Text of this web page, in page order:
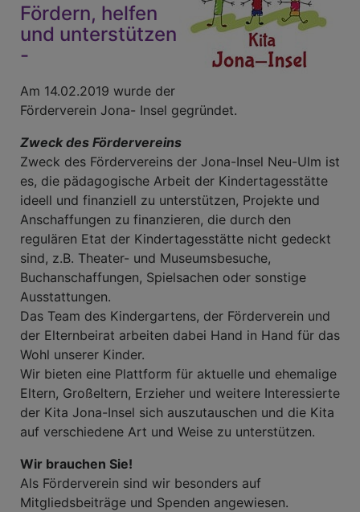
Fördern, helfen
und unterstützen
-
Am 14.02.2019 wurde der
Förderverein Jona- Insel gegründet.
Zweck des Fördervereins
Zweck des Fördervereins der Jona-Insel Neu-Ulm ist
es, die pädagogische Arbeit der Kindertagesstätte
ideell und finanziell zu unterstützen, Projekte und
Anschaffungen zu finanzieren, die durch den
regulären Etat der Kindertagesstätte nicht gedeckt
sind, z.B. Theater- und Museumsbesuche,
Buchanschaffungen, Spielsachen oder sonstige
Ausstattungen.
Das Team des Kindergartens, der Förderverein und
der Elternbeirat arbeiten dabei Hand in Hand für das
Wohl unserer Kinder.
Wir bieten eine Plattform für aktuelle und ehemalige
Eltern, Großeltern, Erzieher und weitere Interessierte
der Kita Jona-Insel sich auszutauschen und die Kita
auf verschiedene Art und Weise zu unterstützen.
Wir brauchen Sie!
Als Förderverein sind wir besonders auf
Mitgliedsbeiträge und Spenden angewiesen.